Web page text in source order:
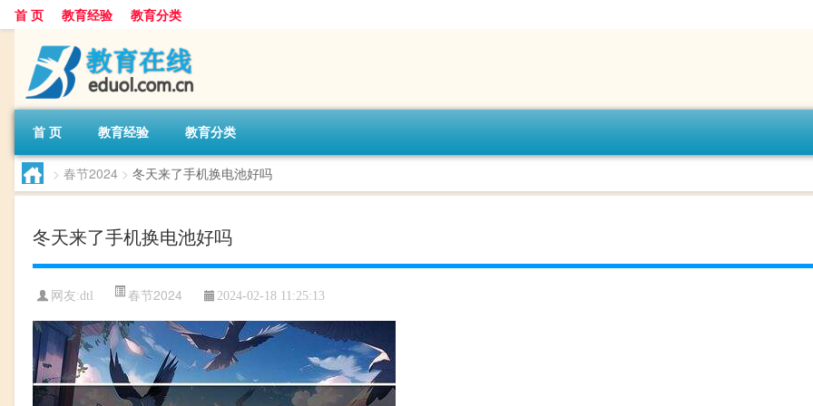
首 页 教育经验 教育分类
首 页 教育经验 教育分类
> 春节2024 > 冬天来了手机换电池好吗
冬天来了手机换电池好吗
网友:dtl 春节2024 2024-02-18 11:25:13